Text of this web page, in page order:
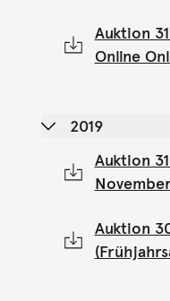
Auktion
Online
2019
Auktion
Auktion